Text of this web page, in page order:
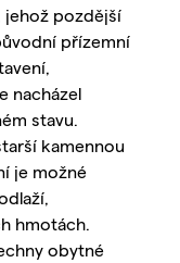
jehož pozdější
přízemní
nacházel
stavu.
kamennou
je možné
hmotách.
obytné